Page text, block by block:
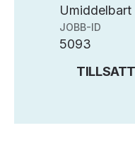
Umiddelbart
JOBB-ID
5093
TILLSATT